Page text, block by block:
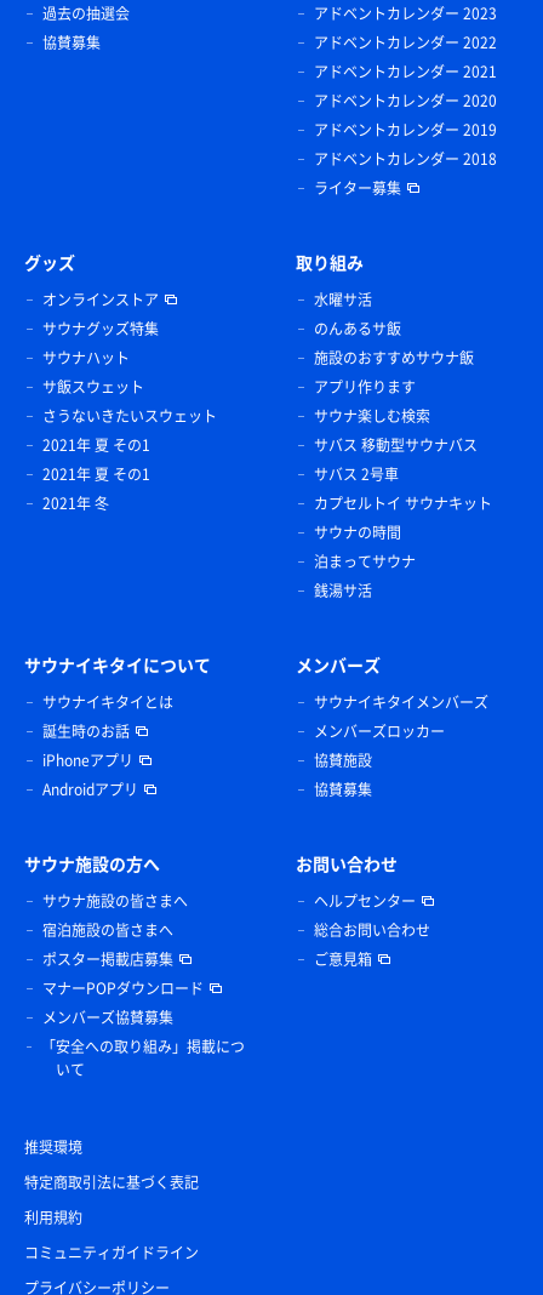
過去の抽選会
協賛募集
アドベントカレンダー 2023
アドベントカレンダー 2022
アドベントカレンダー 2021
アドベントカレンダー 2020
アドベントカレンダー 2019
アドベントカレンダー 2018
ライター募集
グッズ
オンラインストア
サウナグッズ特集
サウナハット
サ飯スウェット
さうないきたいスウェット
2021年 夏 その1
2021年 夏 その1
2021年 冬
取り組み
水曜サ活
のんあるサ飯
施設のおすすめサウナ飯
アプリ作ります
サウナ楽しむ検索
サバス 移動型サウナバス
サバス 2号車
カプセルトイ サウナキット
サウナの時間
泊まってサウナ
銭湯サ活
サウナイキタイについて
サウナイキタイとは
誕生時のお話
iPhoneアプリ
Androidアプリ
メンバーズ
サウナイキタイメンバーズ
メンバーズロッカー
協賛施設
協賛募集
サウナ施設の方へ
サウナ施設の皆さまへ
宿泊施設の皆さまへ
ポスター掲載店募集
マナーPOPダウンロード
メンバーズ協賛募集
「安全への取り組み」掲載につ
いて
お問い合わせ
ヘルプセンター
総合お問い合わせ
ご意見箱
推奨環境
特定商取引法に基づく表記
利用規約
コミュニティガイドライン
プライバシーポリシー